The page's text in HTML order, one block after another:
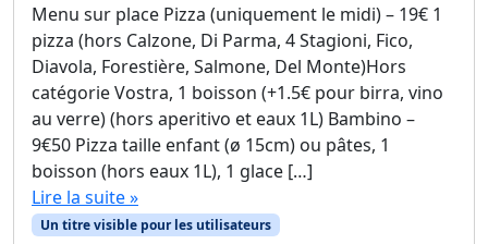
Menu sur place Pizza (uniquement le midi) – 19€ 1
pizza (hors Calzone, Di Parma, 4 Stagioni, Fico,
Diavola, Forestière, Salmone, Del Monte)Hors
catégorie Vostra, 1 boisson (+1.5€ pour birra, vino
au verre) (hors aperitivo et eaux 1L) Bambino –
9€50 Pizza taille enfant (ø 15cm) ou pâtes, 1
boisson (hors eaux 1L), 1 glace […]
Lire la suite »
Un titre visible pour les utilisateurs